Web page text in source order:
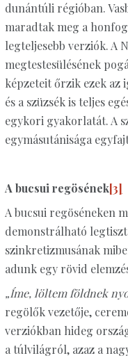
dunántúli régióban.
maradtak meg a
legteljesebb verziók. A
megtestesülésének
képzeteit őrzik ezek az
és a szüzsék is teljes
egykori gyakorlatát. A
egymásutánisága
A bucsui regösének[3]
A bucsui regöséneken
demonstrálható
szinkretizmusának
adunk egy rövid
„Íme, löltem földnek
regölők vezetője,
verziókban hideg
a túlvilágról, azaz a